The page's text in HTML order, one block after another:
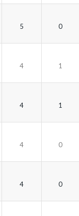
5 0
4 1
4 1
4 0
4 0